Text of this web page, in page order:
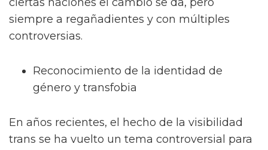
siempre a regañadientes y con múltiples
controversias.
Reconocimiento de la identidad de
género y transfobia
En años recientes, el hecho de la visibilidad
trans se ha vuelto un tema controversial para